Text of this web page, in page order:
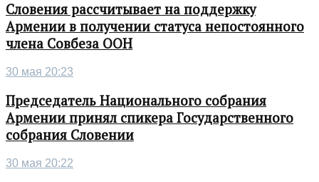
Словения рассчитывает на поддержку
Армении в получении статуса непостоянного
члена Совбеза ООН
30 мая 20:23
Председатель Национального собрания
Армении принял спикера Государственного
собрания Словении
30 мая 20:22